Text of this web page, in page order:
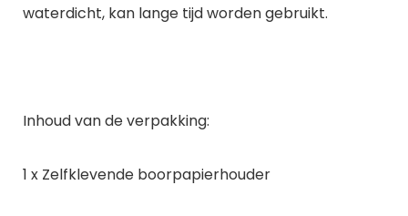
waterdicht, kan lange tijd worden gebruikt.
Inhoud van de verpakking:
1 x Zelfklevende boorpapierhouder